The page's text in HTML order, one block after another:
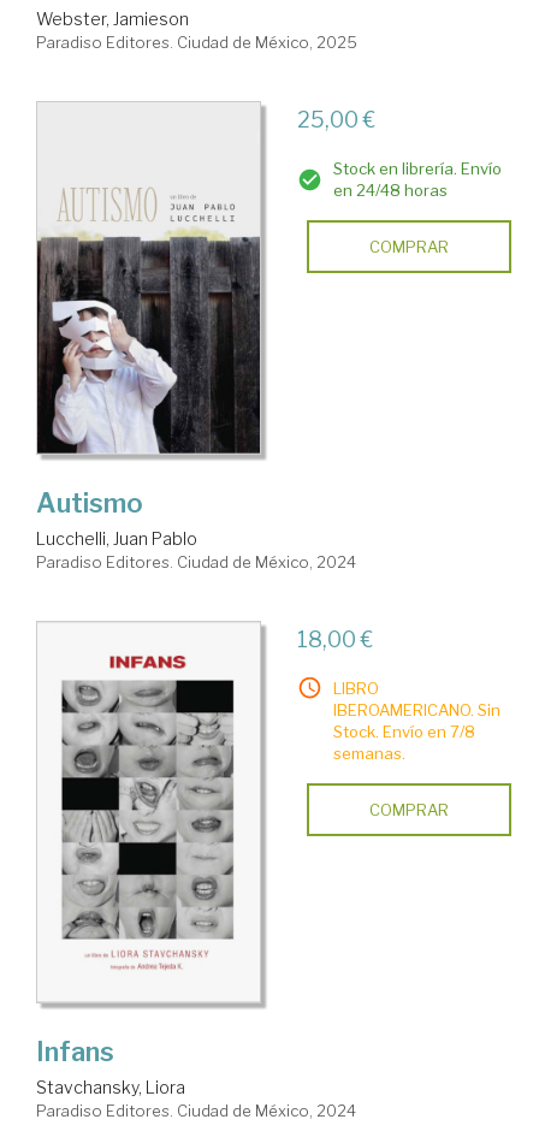
Webster, Jamieson
Paradiso Editores. Ciudad de México, 2025
25,00 €
Stock en librería. Envío
en 24/48 horas
COMPRAR
Autismo
Lucchelli, Juan Pablo
Paradiso Editores. Ciudad de México, 2024
18,00 €
LIBRO
IBEROAMERICANO. Sin
Stock. Envío en 7/8
semanas.
COMPRAR
Infans
Stavchansky, Liora
Paradiso Editores. Ciudad de México, 2024